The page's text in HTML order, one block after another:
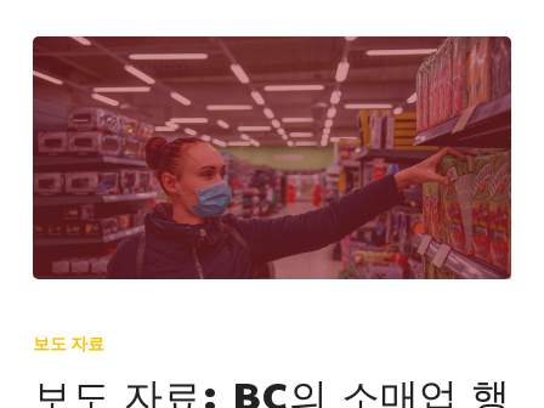
병
가
법
안
권
고
다
도
보도 자료
보도 자료: BC의 소매업 행